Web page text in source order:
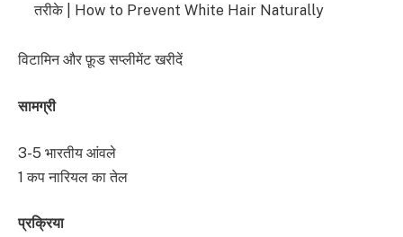
तरीके | How to Prevent White Hair Naturally
विटामिन और फ़ूड सप्लीमेंट खरीदें
सामग्री
3-5 भारतीय आंवले
1 कप नारियल का तेल
प्रक्रिया